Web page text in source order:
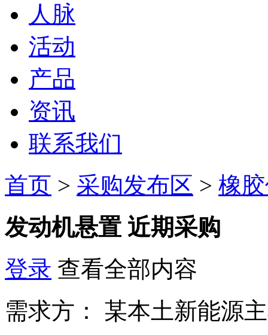
人脉
活动
产品
资讯
联系我们
首页 > 采购发布区 > 橡
发动机悬置 近期采购
登录 查看全部内容
需求方：
某本土新能源